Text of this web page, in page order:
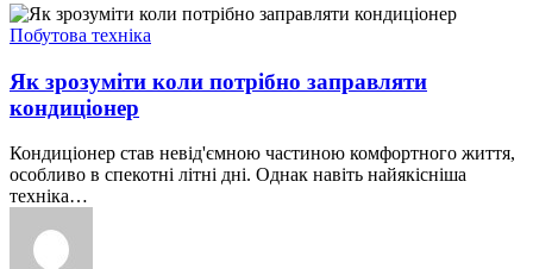
Як
зрозуміти
потрібно
заправляти
кондиціонер
Побутова техніка
Як зрозуміти коли потрібно заправляти
кондиціонер
Кондиціонер став невід'ємною частиною комфортного життя,
особливо в спекотні літні дні. Однак навіть найякісніша
техніка…